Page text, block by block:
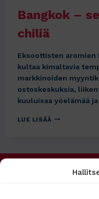
Bangkok –
chiliä
Eksoottisten aromien
kultaa kimaltavia
markkinoiden
ostoskeskuksia,
kuuluisaa yöelämää ja
LUE LISÄÄ BANGKOK
JA
CHILIÄ